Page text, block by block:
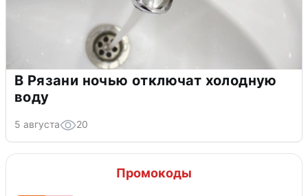
В Рязани ночью отключат холодную
воду
5 августа 20
Промокоды